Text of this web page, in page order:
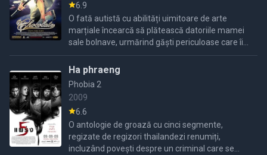
6.9
O fată autistă cu abilități uimitoare de arte
marțiale încearcă să plătească datoriile mamei
sale bolnave, urmărind găști periculoase care îi
datorează bani familiei sale.
Ha phraeng
Phobia 2
2009
6.6
O antologie de groază cu cinci segmente,
regizate de regizori thailandezi renumiți,
incluzând povești despre un criminal care se